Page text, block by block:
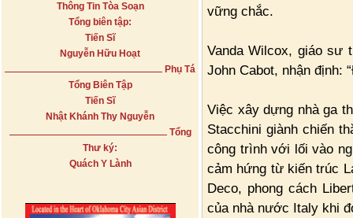
Thông Tin Tòa Soạn
Tổng biên tập:
Tiến Sĩ
Nguyễn Hữu Hoạt
Phụ Tá
Tổng Biên Tập
Tiến Sĩ
Nhật Khánh Thy Nguyễn
Tổng
Thư ký:
Quách Y Lành
vững chắc.
Vanda Wilcox, giáo sư
John Cabot, nhận định:
Việc xây dựng nhà ga
Stacchini giành chiến
công trình với lối vào
cảm hứng từ kiến trúc
Deco, phong cách
của nhà nước Italy khi